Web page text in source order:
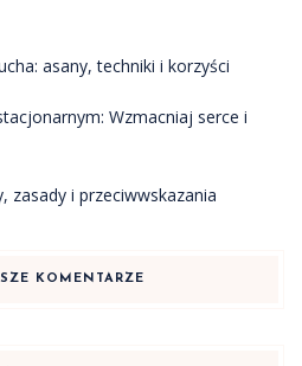
asany, techniki i korzyści
Wzmacniaj serce i
zasady i przeciwwskazania
KOMENTARZE